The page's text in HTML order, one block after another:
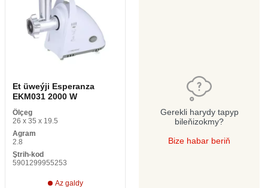
Et üweýji Esperanza
EKM031 2000 W
Ölçeg
26 x 35 x 19.5
Agram
2.8
Ştrih-kod
5901299955253
Az galdy
Gerekli harydy tapyp
bileňizokmy?
Bize habar beriň